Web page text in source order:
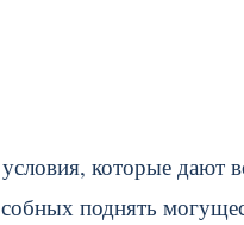
которые дают
поднять